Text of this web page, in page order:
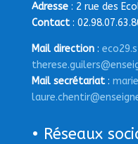
Adresse: 2 rue des
Contact:
Mail direction:
Mail secrétariat:
• Réseaux